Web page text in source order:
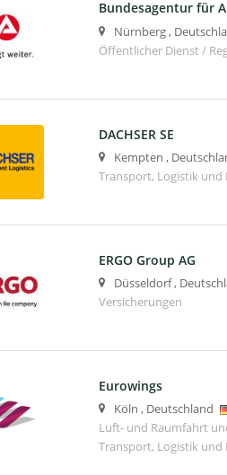
Bundesagentur für
Nürnberg,
Öffentlicher Dienst /
DACHSER SE
Kempten ,
Transport, Logistik und
ERGO Group AG
Düsseldorf,
Versicherungen
Eurowings
Köln , Deutschland
Luft- und Raumfahrt
Transport, Logistik und